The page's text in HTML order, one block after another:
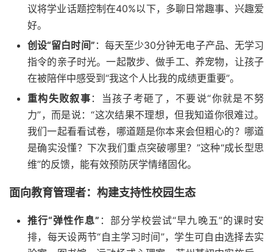
议将学业话题控制在40%以下，多聊日常趣事、兴趣爱
好。
创设“留白时间” ：每天至少30分钟无电子产品、无学习
指令的亲子时光。一起散步、做手工、养宠物，让孩子
在被陪伴中感受到“我这个人比我的成绩更重要”。
重构失败叙事 ：当孩子考砸了，不要说“你就是不努
力”，而是说：“这次结果不理想，但我知道你很难过。
我们一起看看试卷，哪道题是你本来会但粗心的？哪道
是确实没懂？下次我们重点突破哪里？”这种“成长型思
维”的反馈，能有效预防厌学情绪固化。
面向教育管理者：构建支持性校园生态
推行“弹性作息” ：部分学校尝试“早九晚五”的课时安
排，每天设两节“自主学习时间”，学生可自由选择去实